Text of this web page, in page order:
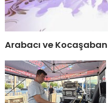
Arabacı ve